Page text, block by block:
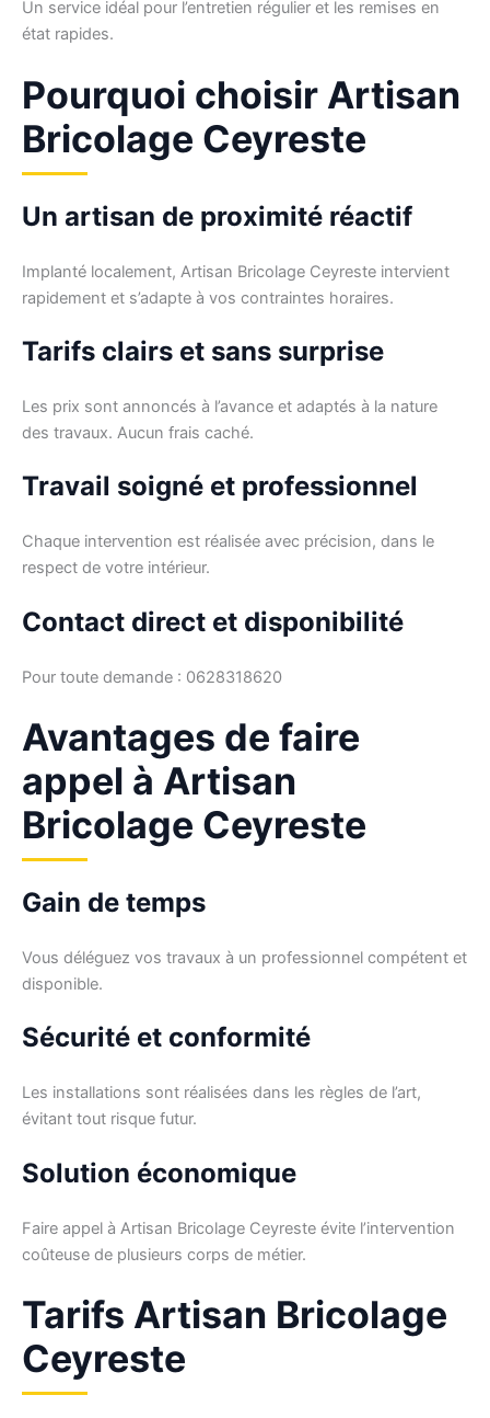
Un service idéal pour l’entretien régulier et les remises en
état rapides.
Pourquoi choisir Artisan
Bricolage Ceyreste
Un artisan de proximité réactif
Implanté localement, Artisan Bricolage Ceyreste intervient
rapidement et s’adapte à vos contraintes horaires.
Tarifs clairs et sans surprise
Les prix sont annoncés à l’avance et adaptés à la nature
des travaux. Aucun frais caché.
Travail soigné et professionnel
Chaque intervention est réalisée avec précision, dans le
respect de votre intérieur.
Contact direct et disponibilité
Pour toute demande : 0628318620
Avantages de faire
appel à Artisan
Bricolage Ceyreste
Gain de temps
Vous déléguez vos travaux à un professionnel compétent et
disponible.
Sécurité et conformité
Les installations sont réalisées dans les règles de l’art,
évitant tout risque futur.
Solution économique
Faire appel à Artisan Bricolage Ceyreste évite l’intervention
coûteuse de plusieurs corps de métier.
Tarifs Artisan Bricolage
Ceyreste